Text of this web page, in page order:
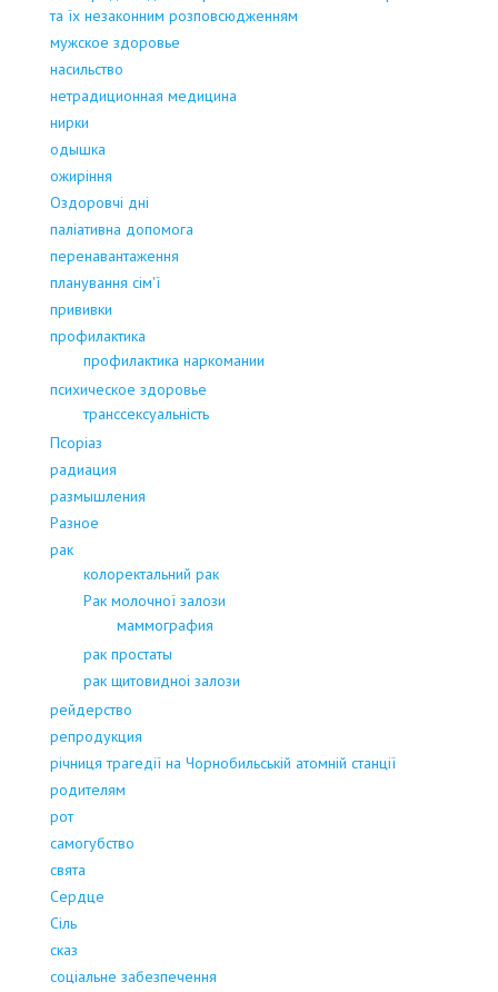
та їх незаконним розповсюдженням
мужское здоровье
насильство
нетрадиционная медицина
нирки
одышка
ожиріння
Оздоровчі дні
паліативна допомога
перенавантаження
планування сім'ї
прививки
профилактика
профилактика наркомании
психическое здоровье
транссексуальність
Псоріаз
радиация
размышления
Разное
рак
колоректальний рак
Рак молочної залози
маммография
рак простаты
рак щитовидноі залози
рейдерство
репродукция
річниця трагедії на Чорнобильській атомній станції
родителям
рот
самогубство
свята
Сердце
Сіль
сказ
соціальне забезпечення